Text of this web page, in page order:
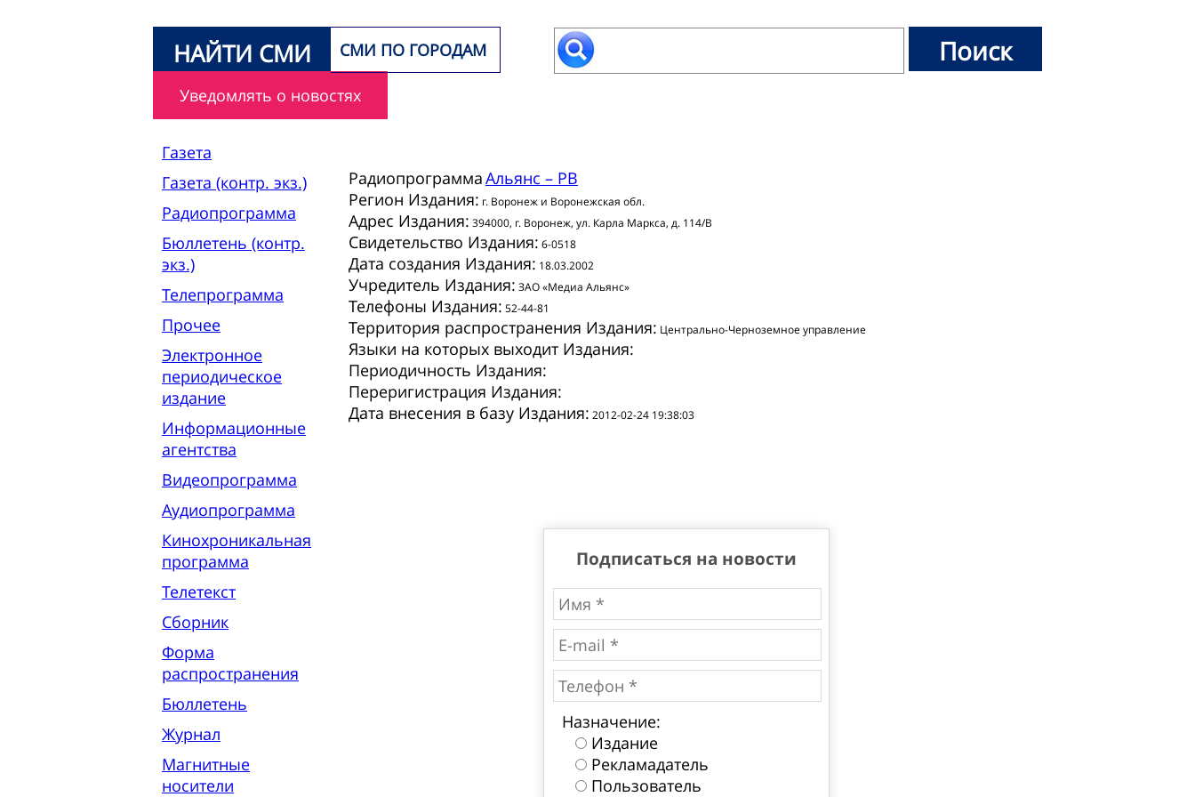
НАЙТИ СМИ СМИ ПО ГОРОДАМ
Уведомлять о новостях
Газета
Газета (контр. экз.)
Радиопрограмма
Бюллетень (контр.
экз.)
Телепрограмма
Прочее
Электронное
периодическое
издание
Информационные
агентства
Видеопрограмма
Аудиопрограмма
Кинохроникальная
программа
Телетекст
Сборник
Форма
распространения
Бюллетень
Журнал
Магнитные
носители
РадиопрограммаАльянс – РВ
Регион Издания: г. Воронеж и Воронежская обл.
Адрес Издания: 394000, г. Воронеж, ул. Карла Маркса, д. 114/В
Свидетельство Издания: 6-0518
Дата создания Издания: 18.03.2002
Учредитель Издания: ЗАО «Медиа Альянс»
Телефоны Издания: 52-44-81
Территория распространения Издания: Центрально-Черноземное управление
Языки на которых выходит Издания:
Периодичность Издания:
Переригистрация Издания:
Дата внесения в базу Издания: 2012-02-24 19:38:03
Подписаться на новости
Назначение:
Издание
Рекламадатель
Пользователь